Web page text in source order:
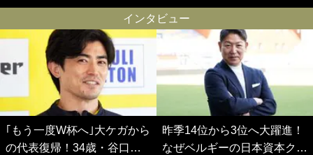
の秋春制｣の大激論】(6)
春制｣の大激論】(5)
インタビュー
｢もう一度W杯へ｣大ケガから
の代表復帰！34歳・谷口彰
昨季14位から3位へ大躍進！
なぜベルギーの日本資本クラ